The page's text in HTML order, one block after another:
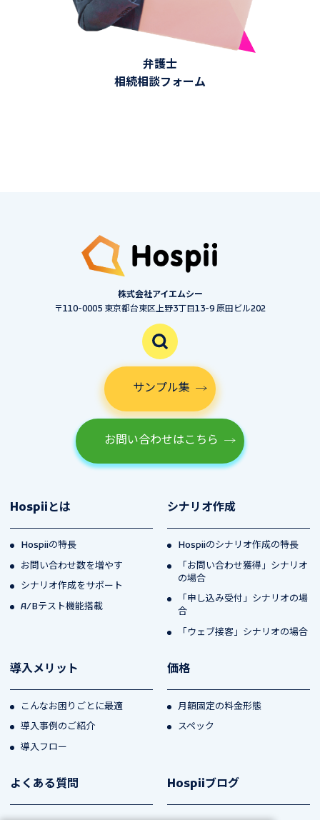
弁護士
相続相談フォーム
株式会社アイエムシー
〒110-0005 東京都台東区上野3丁目13-9 原田ビル202
サンプル集
お問い合わせはこちら
Hospiiとは
Hospiiの特長
お問い合わせ数を増やす
シナリオ作成をサポート
A/Bテスト機能搭載
シナリオ作成
Hospiiのシナリオ作成の特長
「お問い合わせ獲得」シナリオ
の場合
「申し込み受付」シナリオの場
合
「ウェブ接客」シナリオの場合
導入メリット
こんなお困りごとに最適
導入事例のご紹介
導入フロー
価格
月額固定の料金形態
スペック
よくある質問 Hospiiブログ